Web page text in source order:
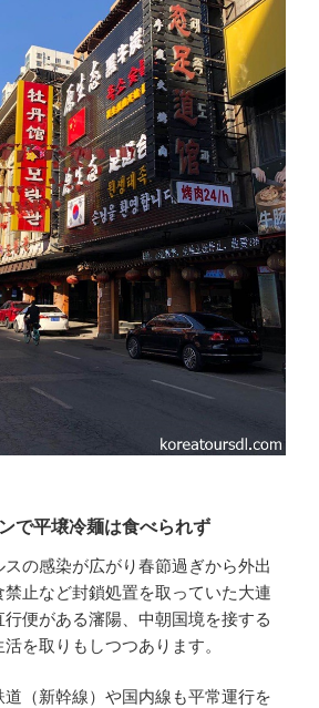
で平壌冷麺は食べられず
の感染が広がり春節過ぎから外出
止など封鎖処置を取っていた大連
便がある瀋陽、中朝国境を接する
を取りもしつつあります。
（新幹線）や国内線も平常運行を